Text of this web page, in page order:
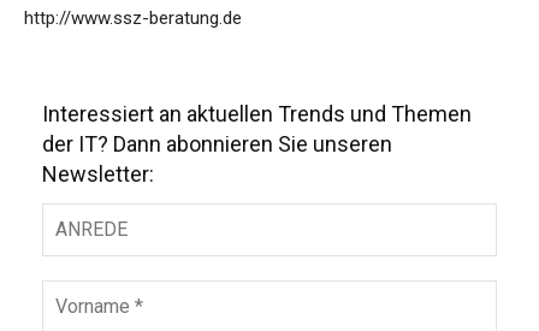
http://www.ssz-beratung.de
Interessiert an aktuellen Trends und Themen
der IT? Dann abonnieren Sie unseren
Newsletter: